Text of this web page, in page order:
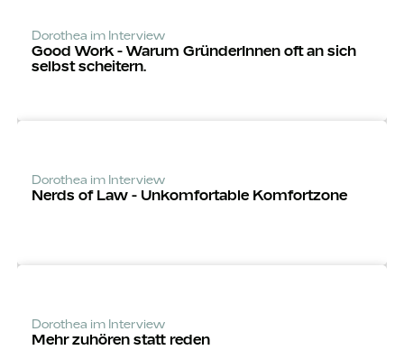
Dorothea im Interview
Good Work - Warum Grün­derInnen oft an sich
selbst scheitern.
Dorothea im Interview
Nerds of Law - Unkomfortable Komfortzone
Dorothea im Interview
Mehr zuhören statt reden